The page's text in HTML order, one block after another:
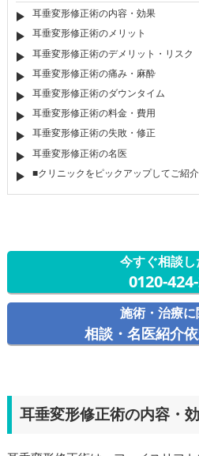
耳垂変形修正術の内容・効果
耳垂変形修正術のメリット
耳垂変形修正術のデメリット・リスク
耳垂変形修正術の痛み・麻酔
耳垂変形修正術のダウンタイム
耳垂変形修正術の料金・費用
耳垂変形修正術の失敗・修正
耳垂変形修正術の名医
■クリニックをピックアップしてご紹介
今すぐ相談
0120-
施術・治療に
相談・名医紹介
耳垂変形修正術の内容・